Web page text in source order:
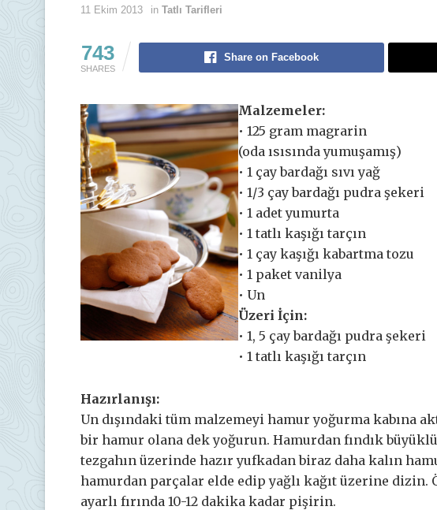
11 Ekim 2013 in Tatlı Tarifleri
743
SHARES
Share on Facebook
Malzemeler:
• 125 gram magrarin
(oda ısısında yumuşamış)
• 1 çay bardağı sıvı yağ
• 1/3 çay bardağı pudra şekeri
• 1 adet yumurta
• 1 tatlı kaşığı tarçın
• 1 çay kaşığı kabartma tozu
• 1 paket vanilya
• Un
Üzeri İçin:
• 1, 5 çay bardağı pudra şekeri
• 1 tatlı kaşığı tarçın
Hazırlanışı:
Un dışındaki tüm malzemeyi hamur yoğurma kabına
bir hamur olana dek yoğurun. Hamurdan fındık
tezgahın üzerinde hazır yufkadan biraz daha kalın
hamurdan parçalar elde edip yağlı kağıt üzerine dizin.
ayarlı fırında 10-12 dakika kadar pişirin.